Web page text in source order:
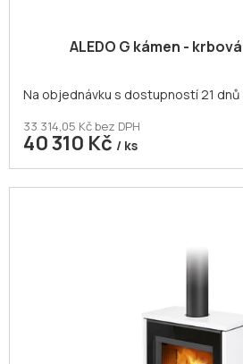
ALEDO G kámen -
Na objednávku s dostupností 21 dnů
33 314,05 Kč bez DPH
40 310 Kč / ks